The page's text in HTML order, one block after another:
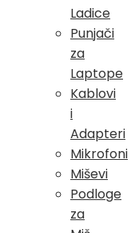
Ladice
Punjači
za
Laptope
Kablovi
i
Adapteri
Mikrofoni
Miševi
Podloge
za